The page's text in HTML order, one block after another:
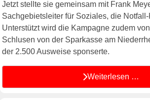
Jetzt stellte sie gemeinsam mit Frank
Sachgebietsleiter für Soziales, die Notfall-
Unterstützt wird die Kampagne zudem
Schlusen von der Sparkasse am
der 2.500 Ausweise sponserte.
Weiterlesen …